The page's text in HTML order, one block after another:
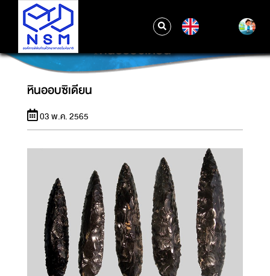
หินออบซิเดียน
หินออบซิเดียน
03 พ.ค. 2565